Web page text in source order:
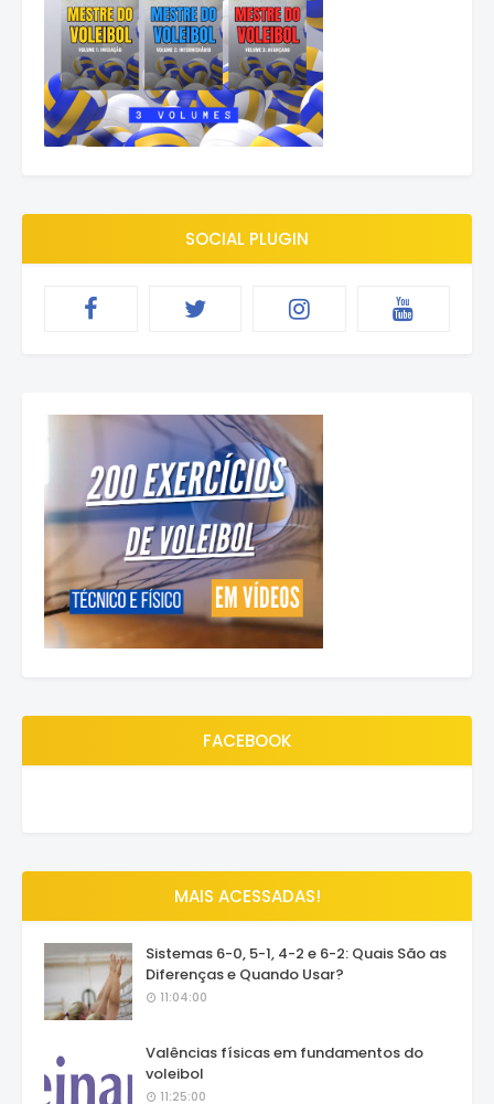
SOCIAL PLUGIN
FACEBOOK
MAIS ACESSADAS!
Sistemas 6-0, 5-1, 4-2 e 6-2: Quais São as
Diferenças e Quando Usar?
11:04:00
Valências físicas em fundamentos do
voleibol
11:25:00